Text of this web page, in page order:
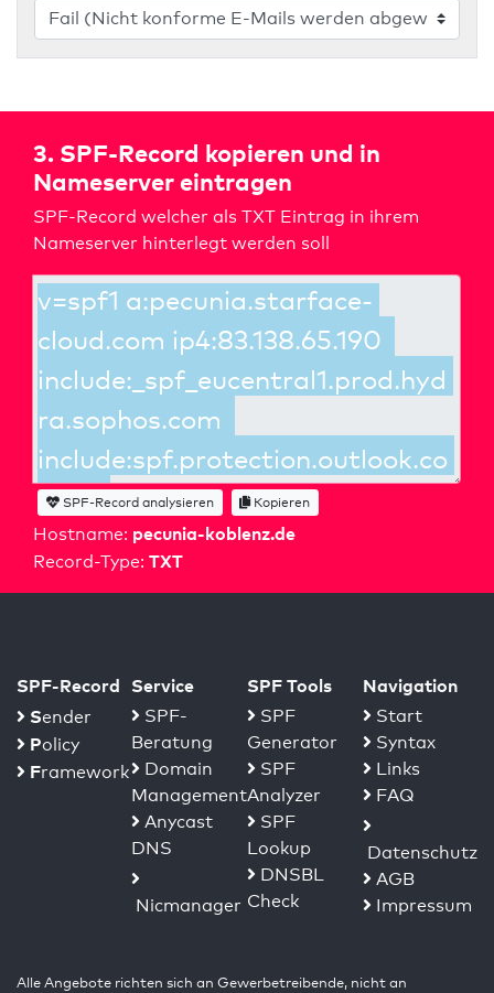
3. SPF-Record kopieren und in
Nameserver eintragen
SPF-Record welcher als TXT Eintrag in ihrem
Nameserver hinterlegt werden soll
Hostname: pecunia-koblenz.de
Record-Type: TXT
SPF-Record analysieren Kopieren
SPF-Record
Sender
Policy
Framework
Service
SPF-
Beratung
Domain
Management
Anycast
DNS
Nicmanager
SPF Tools
SPF
Generator
SPF
Analyzer
SPF
Lookup
DNSBL
Check
Navigation
Start
Syntax
Links
FAQ
Datenschutz
AGB
Impressum
Alle Angebote richten sich an Gewerbetreibende, nicht an